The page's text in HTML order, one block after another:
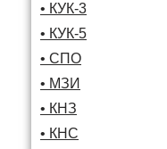
• КУК-3
• КУК-5
• СПО
• МЗИ
• КНЗ
• КНС